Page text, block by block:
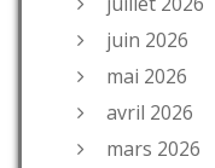
juin 2026
mai 2026
avril 2026
mars 2026